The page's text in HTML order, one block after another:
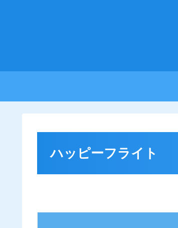
ハッピーフライト